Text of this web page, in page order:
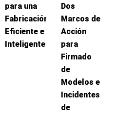
para una
Fabricación
Eficiente e
Inteligente
Dos
Marcos de
Acción
para
Firmado
de
Modelos e
Incidentes
de